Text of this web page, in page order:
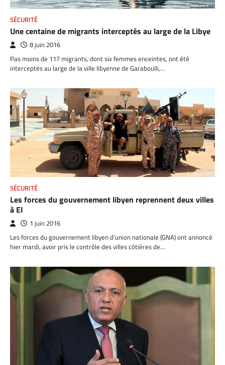
SÉCURITÉ
Une centaine de migrants interceptés au large de la Libye
8 juin 2016
Pas moins de 117 migrants, dont six femmes enceintes, ont été
interceptés au large de la ville libyenne de Garaboulli,…
SÉCURITÉ
Les forces du gouvernement libyen reprennent deux villes
à EI
1 juin 2016
Les forces du gouvernement libyen d’union nationale (GNA) ont annoncé
hier mardi, avoir pris le contrôle des villes côtières de…